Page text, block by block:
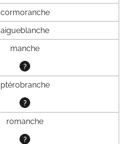
cormoranche
aigueblanche
manche
?
ptérobranche
?
romanche
?